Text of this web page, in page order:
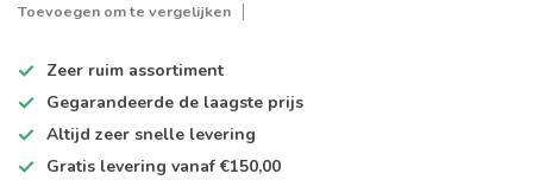
Toevoegen om te vergelijken
Zeer ruim assortiment
Gegarandeerde de laagste prijs
Altijd zeer snelle levering
Gratis levering vanaf €150,00